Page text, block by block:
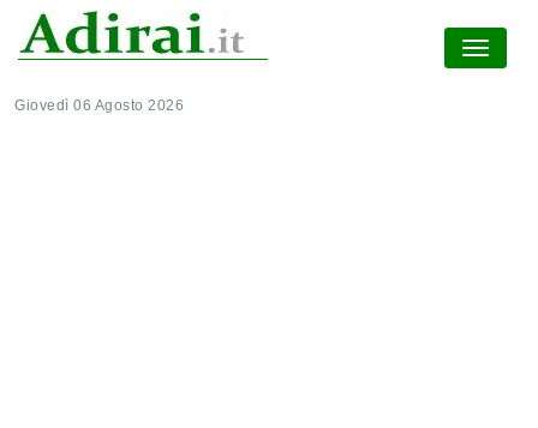
Giovedì 06 Agosto 2026